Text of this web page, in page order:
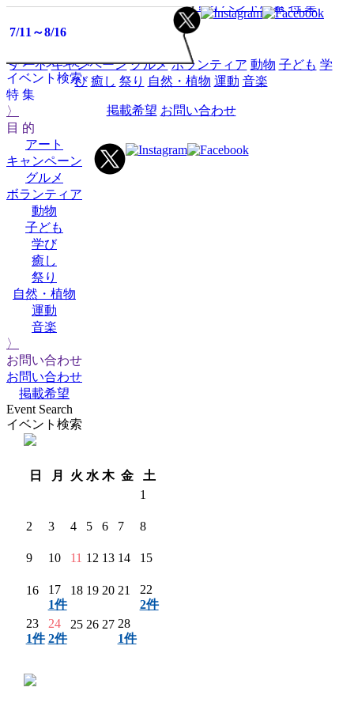
ミツケタって？
イベント検索
特 集
〉
目 的
アート
キャンペーン
グルメ
ボランティア
動物
子ども
学び
癒し
祭り
自然・植物
運動
音楽
〉
お問い合わせ
お問い合わせ
掲載希望
HOME イベントミツケタって？ イベント検索 特 集
目 的
アート キャンペーン グルメ ボランティア 動物 子ども 学
び 癒し 祭り 自然・植物 運動 音楽
掲載希望 お問い合わせ
Event Search
イベント検索
02
日
月 火 水 木 金
土
1
2 3 4 5 6 7 8
9 10 11 12 13 14 15
16
17
1件
18 19 20 21
22
2件
23
1件
24
2件
25 26 27 28
1件
03
04
05
06
07
08
09
10
11
12
01
02
03
04
05
06
07
08
09
10
11
12
01
02
03
6/1～8/31
7/1～8/31
7/11～8/16